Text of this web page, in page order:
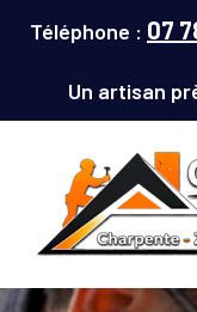
Téléphone : 07
Un artisan